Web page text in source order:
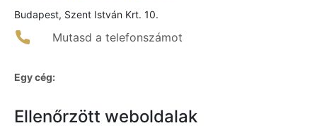
Budapest, Szent István Krt. 10.
Mutasd a telefonszámot
Egy cég:
Ellenőrzött weboldalak